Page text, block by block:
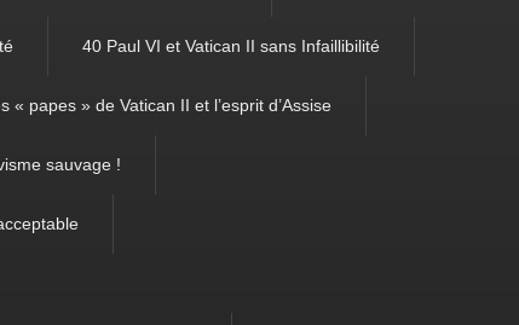
40 Paul VI et Vatican II sans Infaillibilité
« papes » de Vatican II et l’esprit d’Assise
sauvage !